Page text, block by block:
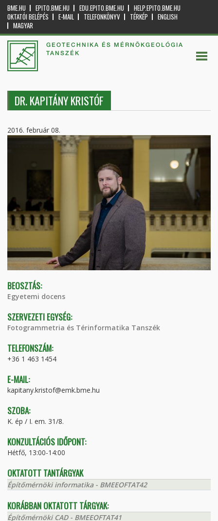
BME.HU EPITO.BME.HU EDU.EPITO.BME.HU
HELP.EPITO.BME.HU
OKTATÓI BELÉPÉS
E-MAIL TELEFONKÖNYV TÉRKÉP
ENGLISH
MAGYAR
GEOTECHNIKA ÉS MÉRNÖKGEOLÓGIA
TANSZÉK
DR. KAPITÁNY KRISTÓF
2016. február 08.
BEOSZTÁS:
Egyetemi docens
SZERVEZETI EGYSÉG:
Fotogrammetria és Térinformatika Tanszék
TELEFONSZÁM:
+36 1 463 1454
E-MAIL:
kapitany.kristof@emk.bme.hu
SZOBA:
K. ép / I. em. 31/8.
KONZULTÁCIÓS IDŐPONT:
Hétfő, 13:00-14:00
OKTATOTT TANTÁRGYAK
Építőmérnöki informatika - BMEEOFTAT42
KORÁBBAN OKTATOTT TÁRGYAK:
Építőmérnöki CAD - BMEEOFTAT41